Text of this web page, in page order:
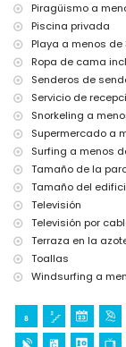
museo (Histórico
ruina (Molinos de
lugar histórico
alojamiento)
castillo (Portal de
alojamiento)
Deportes
ciclismo (a
tenis, equitación,
pesca, buceo,
5 kilómetros de la
golf (Club de Golf
kilómetros de la
Piragüismo a
Piscina privada
Playa a menos de
Ropa de cama
Senderos de
Servicio de
Snorkeling a
Supermercado a
Surfing a menos
Tamaño de la
Tamaño del
Televisión
Televisión por
Terraza en la
Toallas
Windsurfing a